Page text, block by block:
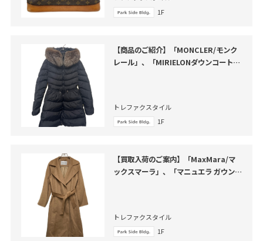
1F
【商品のご紹介】「MONCLER/モンク
レール」、「MIRIELONダウンコート」
トレファクスタイル
1F
【買取入荷のご案内】「MaxMara/マ
ックスマーラ」、「マニュエラ ガウンコ
トレファクスタイル
1F